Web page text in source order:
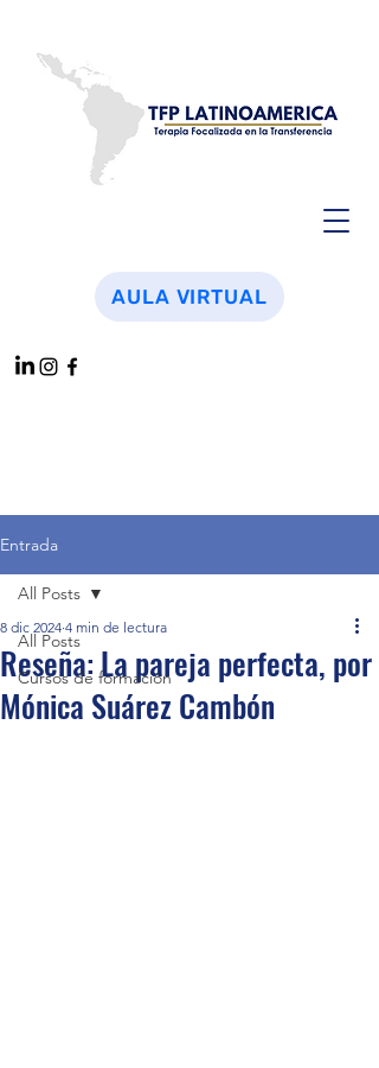
AULA VIRTUAL
Entrada
All Posts
Cursos de formación
All Posts
Reseña: La pareja perfecta, por
Mónica Suárez Cambón
8 dic 2024 4 min de lectura